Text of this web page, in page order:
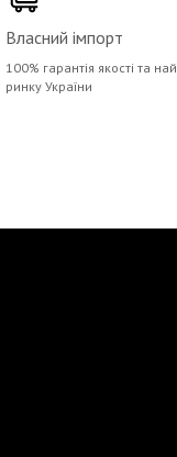
Власний імпорт
100% гарантія якості та
ринку України